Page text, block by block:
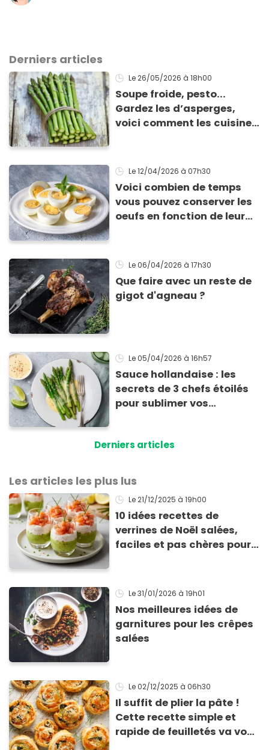
Derniers articles
Le 26/05/2026 à 18h00
Soupe froide, pesto...
Gardez les d’asperges,
voici comment les cuisiner
Le 12/04/2026 à 07h30
Voici combien de temps
vous pouvez conserver les
oeufs en fonction de leur
Le 06/04/2026 à 17h30
Que faire avec un reste de
gigot d'agneau ?
Le 05/04/2026 à 16h57
Sauce hollandaise : les
secrets de 3 chefs étoilés
pour sublimer vos
Derniers articles
Les articles les plus lus
Le 21/12/2025 à 19h00
10 idées recettes de
verrines de Noël salées,
faciles et pas chères pour
Le 31/01/2026 à 19h01
Nos meilleures idées de
garnitures pour les crêpes
salées
Le 02/12/2025 à 06h30
Il suffit de plier la pâte !
Cette recette simple et
rapide de feuilletés va vous